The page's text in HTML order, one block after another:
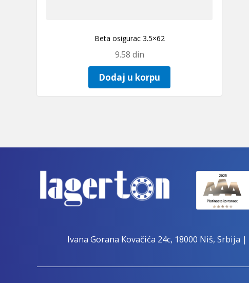
Beta osigurac 3.5×62
9.58 din
Dodaj u korpu
Ivana Gorana Kovačića 24c, 18000 Niš, Srbija |